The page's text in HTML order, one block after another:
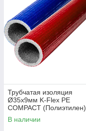
Трубчатая изоляция
Ø35х9мм K-Flex PE
COMPACT (Полиэтилен)
цвет: красный и синий
В наличии